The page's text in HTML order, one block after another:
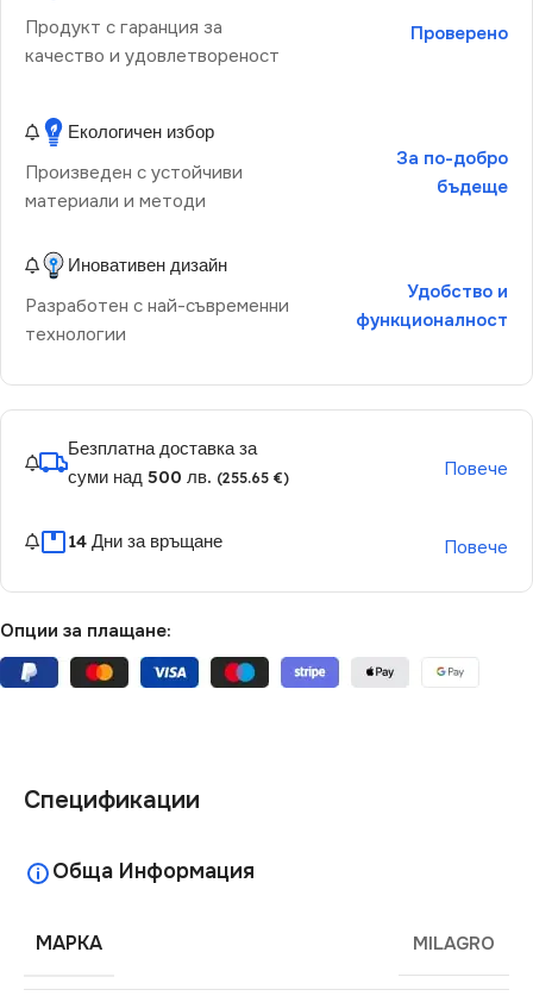
Продукт с гаранция за
качество и удовлетвореност
Проверено
Екологичен избор
Произведен с устойчиви
материали и методи
За по-добро
бъдеще
Иновативен дизайн
Разработен с най-съвременни
технологии
Удобство и
функционалност
Безплатна доставка за
суми над 500 лв. (255.65 €) Повече
14 Дни за връщане Повече
Опции за плащане:
Спецификации
Обща Информация
МАРКА MILAGRO